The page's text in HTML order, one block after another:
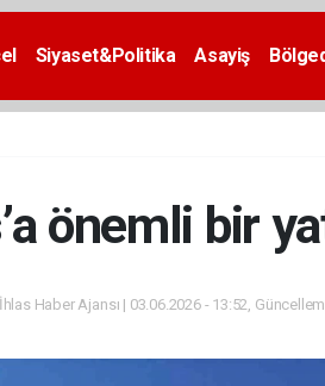
Siyaset&Politika Asayiş
önemli bir
Haber Ajansı | 03.06.2026 - 13:52,